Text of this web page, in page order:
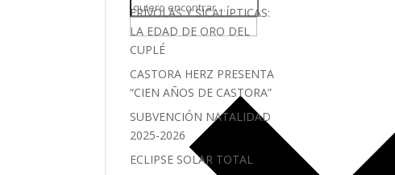
FRÍVOLAS Y SICALÍPTICAS:
LA EDAD DE ORO DEL
CUPLÉ
CASTORA HERZ PRESENTA
“CIEN AÑOS DE CASTORA”
SUBVENCIÓN NATALIDAD
2025-2026
ECLIPSE SOLAR TOTAL